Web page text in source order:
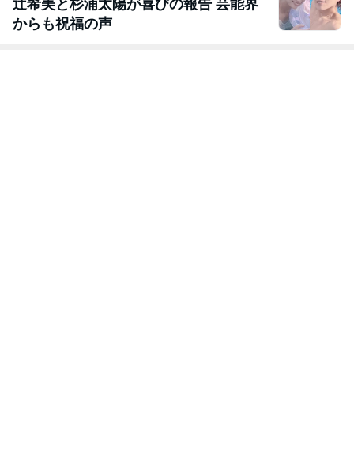
辻希美と杉浦太陽が喜びの報告 芸能界
からも祝福の声